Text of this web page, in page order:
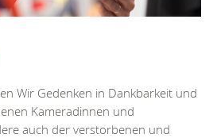
Wir Gedenken in Dankbarkeit und
Kameradinnen und
auch der verstorbenen und